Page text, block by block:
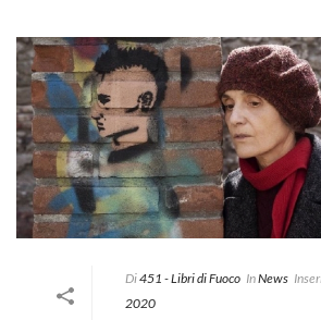
Di451 - Libri di Fuoco InNews
2020